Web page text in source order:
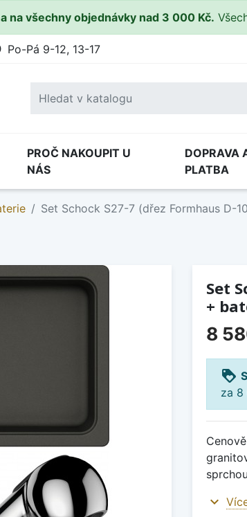
na všechny objednávky nad 3 000 Kč.
Po-Pá 9-12, 13-17
PROČ NAKOUPIT U
NÁS
DOPRAVA
PLATBA
Set Schock S27-7 (dřez Formhaus D-
Set
+
8
loyalty
za 8
expand_more